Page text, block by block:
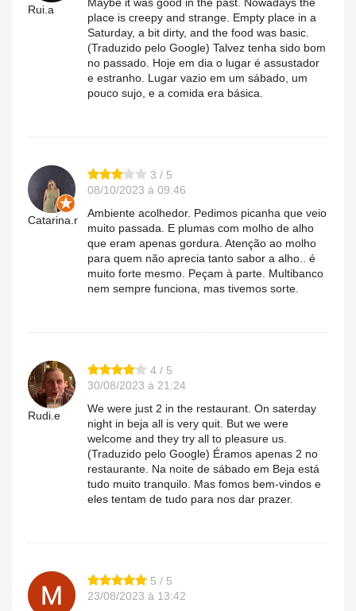
Rui.a
place is creepy and strange. Empty place in a
Saturday, a bit dirty, and the food was basic.
(Traduzido pelo Google) Talvez tenha sido bom
no passado. Hoje em dia o lugar é assustador
e estranho. Lugar vazio em um sábado, um
pouco sujo, e a comida era básica.
Catarina.r
3 / 5
08/10/2023 à 09:46
Ambiente acolhedor. Pedimos picanha que veio
muito passada. E plumas com molho de alho
que eram apenas gordura. Atenção ao molho
para quem não aprecia tanto sabor a alho.. é
muito forte mesmo. Peçam à parte. Multibanco
nem sempre funciona, mas tivemos sorte.
Rudi.e
4 / 5
30/08/2023 à 21:24
We were just 2 in the restaurant. On saterday
night in beja all is very quit. But we were
welcome and they try all to pleasure us.
(Traduzido pelo Google) Éramos apenas 2 no
restaurante. Na noite de sábado em Beja está
tudo muito tranquilo. Mas fomos bem-vindos e
eles tentam de tudo para nos dar prazer.
5 / 5
23/08/2023 à 13:42